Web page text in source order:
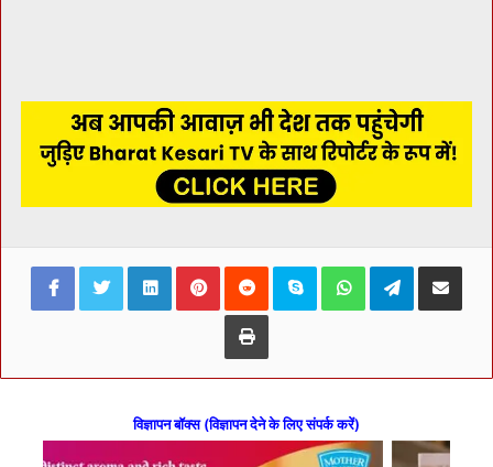
FacebookTwitterLinkedInPinterestReddit Skype WhatsAppTelegramShare via
Print
विज्ञापन बॉक्स (विज्ञापन देने के लिए संपर्क करें)